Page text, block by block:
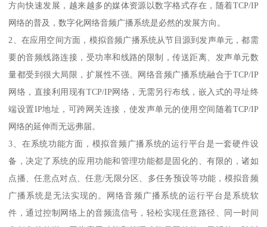
方向快速发展，越来越多的媒体资源以数字格式存在，随着TCP/IP
网络的普及，数字化网络音频广播系统是必然的发展方向。
2、在应用空间方面，模拟音频广播系统从节目源到发声单元，都需
要的音频线路连接，受功率和线路的限制，传送距离、发声单元数
量都受到很大局限，扩展性不强。网络音频广播系统融合于TCP/IP
网络，直接利用现有TCP/IP网络，无需另行布线，嵌入式的寻址终
端设置IP地址，可跨网关连接，使发声单元的使用空间随着TCP/IP
网络的延伸而无远弗届。
3、在系统功能方面，模拟音频广播系统的运行平台是一套硬件设
备，决定了系统的应用功能和管理功能都是固化的、有限的，诸如
点播、任意点对点、任意/无限分区、多任务预设等功能，模拟音频
广播系统是无法实现的。网络音频广播系统的运行平台是系统软
件，通过控制网络上的音频流信号，轻松实现任意路径、同一时间